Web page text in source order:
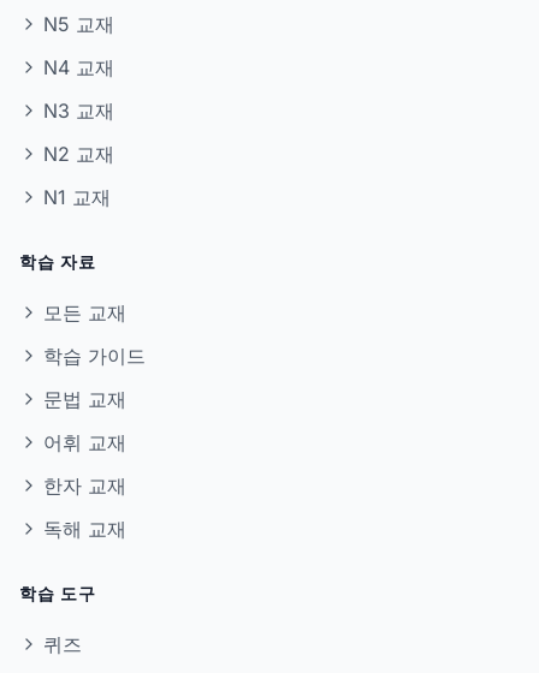
N5 교재
N4 교재
N3 교재
N2 교재
N1 교재
학습 자료
모든 교재
학습 가이드
문법 교재
어휘 교재
한자 교재
독해 교재
학습 도구
퀴즈